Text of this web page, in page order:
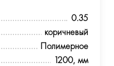
0.35
коричневый
Полимерное
1200, мм